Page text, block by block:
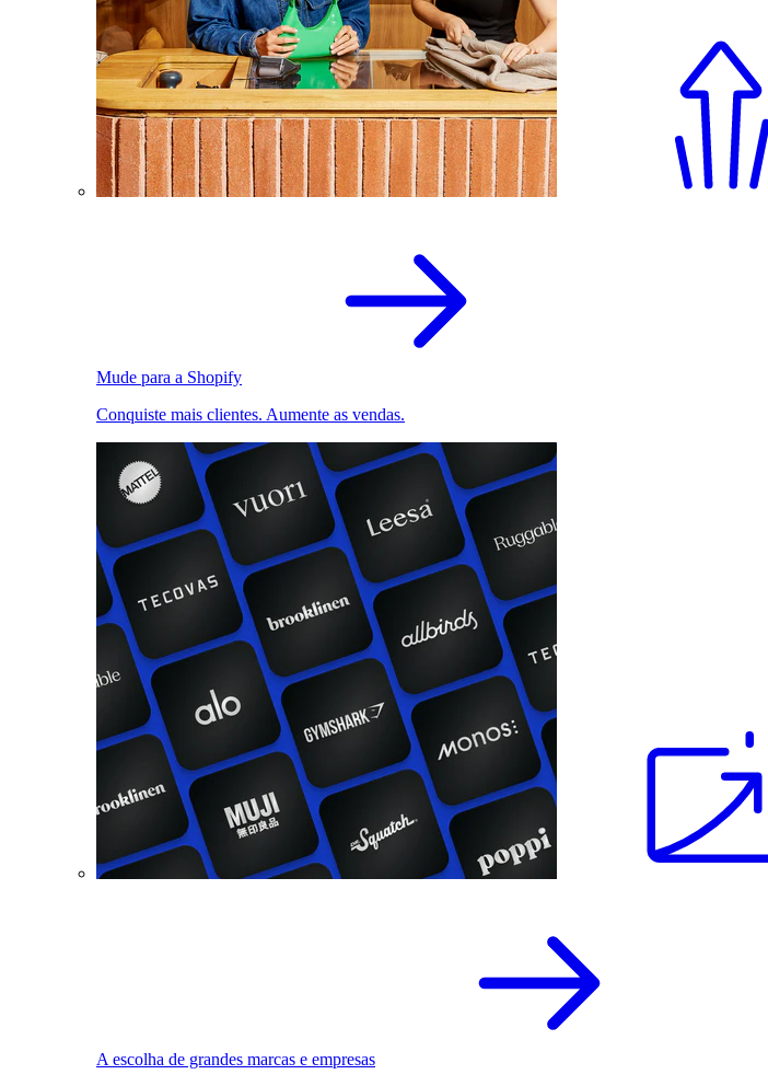
Mude para a Shopify
Conquiste mais clientes. Aumente as vendas.
A escolha de grandes marcas e empresas